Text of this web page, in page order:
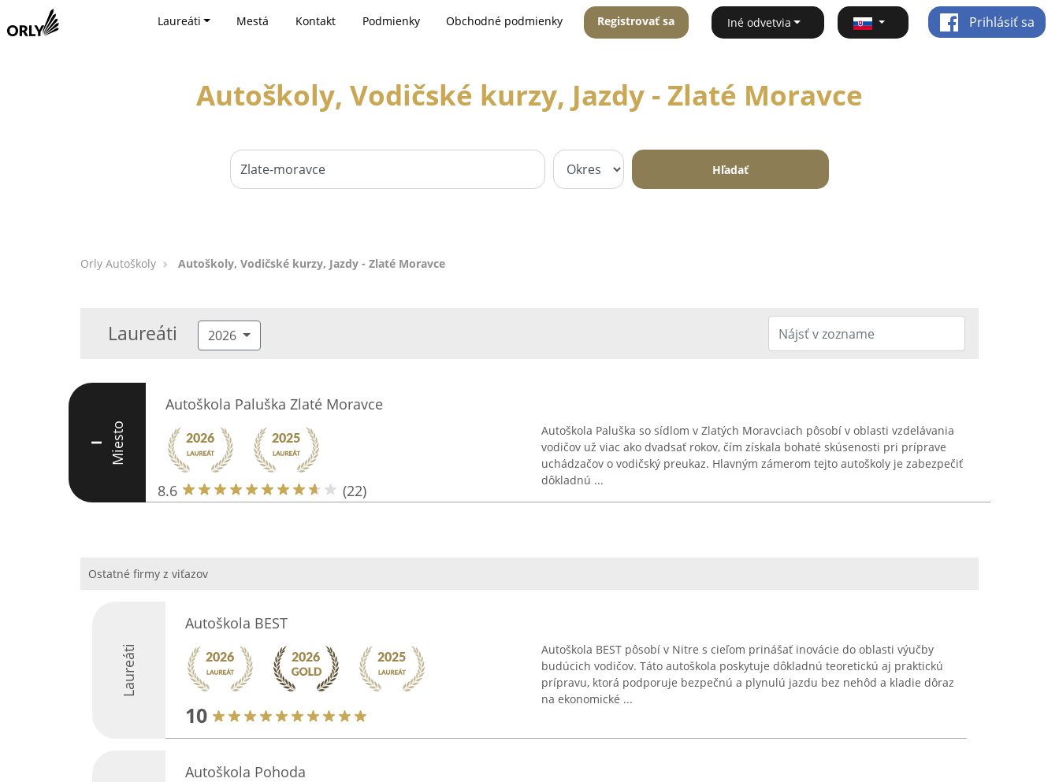
Laureáti Mestá Kontakt Podmienky Obchodné podmienky Registrovať sa Iné odvetvia Prihlásiť sa
Autoškoly, Vodičské kurzy, Jazdy - Zlaté Moravce
Hľadať
Orly Autoškoly Autoškoly, Vodičské kurzy, Jazdy - Zlaté Moravce
Laureáti 2026
I Miesto
Autoškola Paluška Zlaté Moravce
8.6 (22)
Autoškola Paluška so sídlom v Zlatých Moravciach pôsobí v oblasti vzdelávania
vodičov už viac ako dvadsať rokov, čím získala bohaté skúsenosti pri príprave
uchádzačov o vodičský preukaz. Hlavným zámerom tejto autoškoly je zabezpečiť
dôkladnú ...
Ostatné firmy z viťazov
Laureáti
Autoškola BEST
10
Autoškola BEST pôsobí v Nitre s cieľom prinášať inovácie do oblasti výučby
budúcich vodičov. Táto autoškola poskytuje dôkladnú teoretickú aj praktickú
prípravu, ktorá podporuje bezpečnú a plynulú jazdu bez nehôd a kladie dôraz
na ekonomické ...
Autoškola Pohoda